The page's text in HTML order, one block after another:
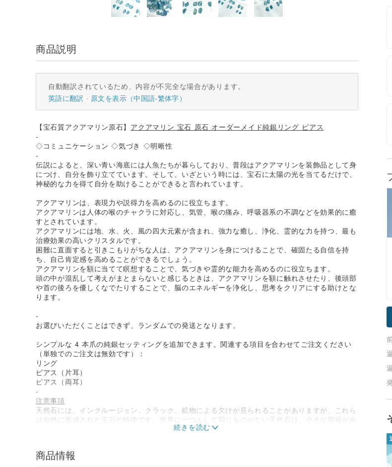
商品説明
自動翻訳されているため、内容が不完全な場合があります。
英語に翻訳
原文を表示（中国語-繁体字）
【宝石質アクアマリン原石】 アクアマリン 宝石 原石 オーダーメイド純銀リング ピアス
-
◇コミュニケーション ◇気づき ◇明晰性
-
伝説によると、深い青い海底には人魚たちが暮らしており、普段はアクアマリンを装飾品として身
につけ、自分を飾り立てています。そして、いざという時には、宝石に太陽の光を当てるだけで、
神秘的な力を得て自分を助けることができると言われています。
アクアマリンは、表現力や説得力を高めるのに役立ちます。
アクアマリンは人体の喉のチャクラに対応し、気管、喉の痛み、呼吸器系の不調などを効果的に癒
すとされています。
アクアマリンには地、水、火、風の四大元素が含まれ、強力な癒し、浄化、霊的な力を持つ、最も
治療効果の高いクリスタルです。
困難に直面すると引きこもりがちな人は、アクアマリンを身につけることで、確固たる自信を持
ち、自己肯定感を高めることができるでしょう。
アクアマリンを額に当てて瞑想することで、気づきや霊的な能力を高めるのに役立ちます。
頭の中が混乱して考えがまとまらないと感じるときは、アクアマリンを額に触れさせたり、後頭部
や首の後ろを優しくなでたりすることで、脳のエネルギーを浄化し、思考をクリアにする助けとな
ります。
-
お選びいただくことはできず、ランダムでの発送となります。
シンプルな 4 本爪の純銀セッティングを追加できます。関連する項目を合わせてご注文ください
（単独でのご注文は無効です）：
リング
ピアス（片耳）
ピアス（両耳）
-
注意事項
天然石には、インクルージョン、クラック、鉱物による欠けが見られることがありますが、これら
は自然に形成された宝石の特徴です。世界に一つとして同じものがない天然石は、小さな瑕疵があ
るかもしれませんが、それぞれが唯一無二の表情を持っています。
商品情報